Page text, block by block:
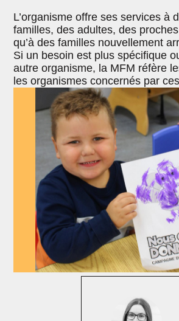
L’organisme offre ses services à
familles, des adultes, des
qu’à des familles nouvellement
Si un besoin est plus spécifique
autre organisme, la MFM réfère
les organismes concernés par